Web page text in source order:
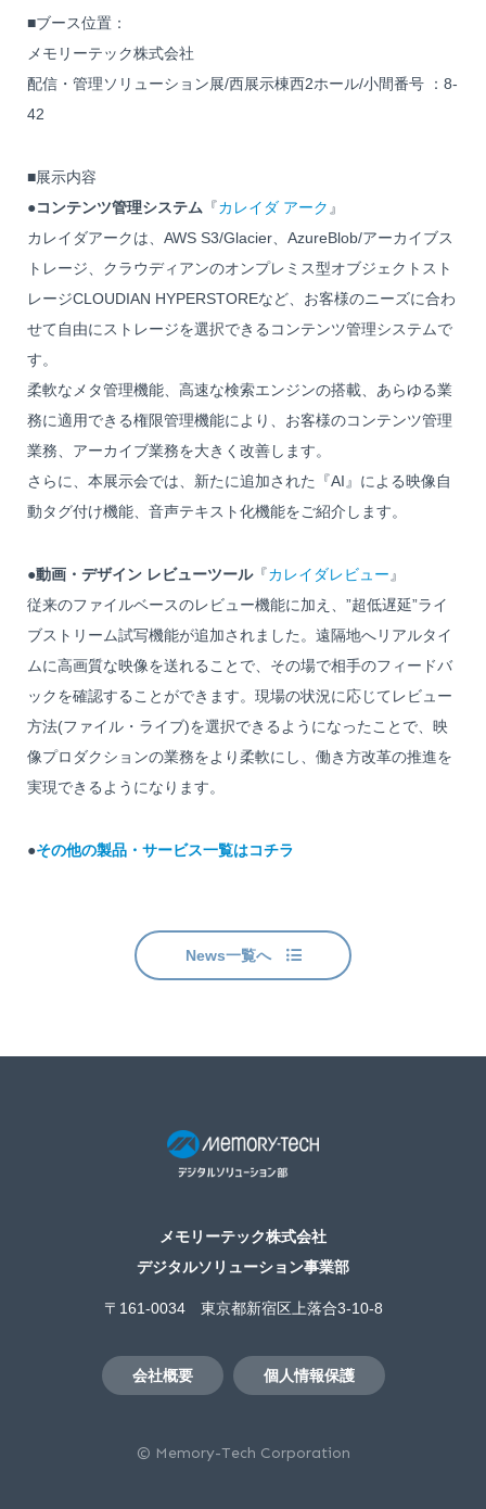
■ブース位置：
メモリーテック株式会社
配信・管理ソリューション展/西展示棟西2ホール/小間番号 ：8-
42
■展示内容
●コンテンツ管理システム 『カレイダ アーク 』
カレイダアークは、AWS S3/Glacier、AzureBlob/アーカイブス
トレージ、クラウディアンのオンプレミス型オブジェクトスト
レージCLOUDIAN HYPERSTOREなど、お客様のニーズに合わ
せて自由にストレージを選択できるコンテンツ管理システムで
す。
柔軟なメタ管理機能、高速な検索エンジンの搭載、あらゆる業
務に適用できる権限管理機能により、お客様のコンテンツ管理
業務、アーカイブ業務を大きく改善します。
さらに、本展示会では、新たに追加された『AI』による映像自
動タグ付け機能、音声テキスト化機能をご紹介します。
●動画・デザイン レビューツール『カレイダレビュー』
従来のファイルベースのレビュー機能に加え、”超低遅延”ライ
ブストリーム試写機能が追加されました。遠隔地へリアルタイ
ムに高画質な映像を送れることで、その場で相手のフィードバ
ックを確認することができます。現場の状況に応じてレビュー
方法(ファイル・ライブ)を選択できるようになったことで、映
像プロダクションの業務をより柔軟にし、働き方改革の推進を
実現できるようになります。
●その他の製品・サービス一覧はコチラ
News一覧へ
メモリーテック株式会社
デジタルソリューション事業部
〒161-0034 東京都新宿区上落合3-10-8
会社概要 個人情報保護
© Memory-Tech Corporation